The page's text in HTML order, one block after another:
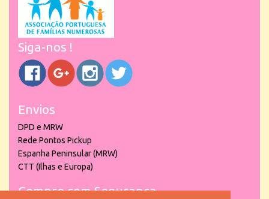
Siga-nos !
Envios
DPD e MRW
Rede Pontos Pickup
Espanha Peninsular (MRW)
CTT (Ilhas e Europa)
Compre com Segurança